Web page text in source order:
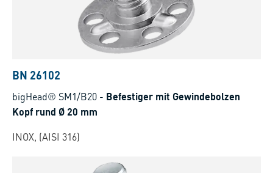
BN 26102
bigHead® SM1/B20 - Befestiger mit Gewindebolzen
Kopf rund Ø 20 mm
INOX, (AISI 316)